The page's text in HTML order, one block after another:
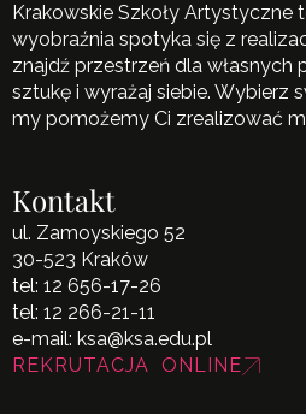
Krakowskie Szkoły Artystyczne
wyobraźnia spotyka się z
znajdź przestrzeń dla własnych
sztukę i wyrażaj siebie. Wybierz
my pomożemy Ci zrealizować
Kontakt
ul. Zamoyskiego 52
30-523 Kraków
tel: 12 656-17-26
tel: 12 266-21-11
e-mail: ksa@ksa.edu.pl
REKRUTACJA ONLINE